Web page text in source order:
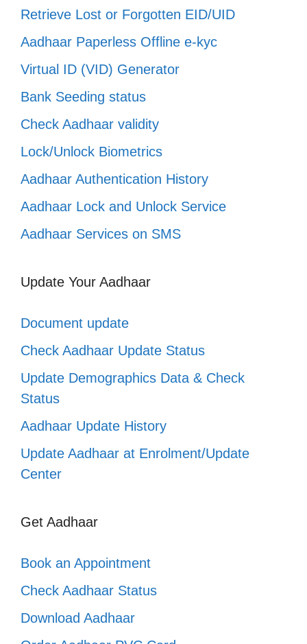
Retrieve Lost or Forgotten EID/UID
Aadhaar Paperless Offline e-kyc
Virtual ID (VID) Generator
Bank Seeding status
Check Aadhaar validity
Lock/Unlock Biometrics
Aadhaar Authentication History
Aadhaar Lock and Unlock Service
Aadhaar Services on SMS
Update Your Aadhaar
Document update
Check Aadhaar Update Status
Update Demographics Data & Check
Status
Aadhaar Update History
Update Aadhaar at Enrolment/Update
Center
Get Aadhaar
Book an Appointment
Check Aadhaar Status
Download Aadhaar